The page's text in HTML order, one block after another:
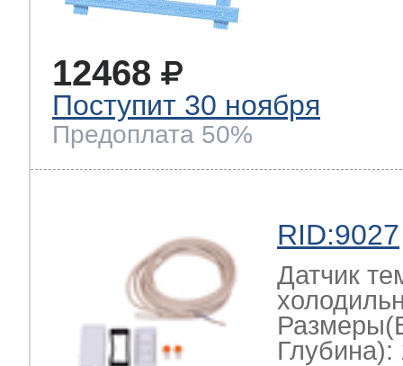
12468
Поступит 30 ноября
Предоплата 50%
RID:9027
Датчик
Глубина):